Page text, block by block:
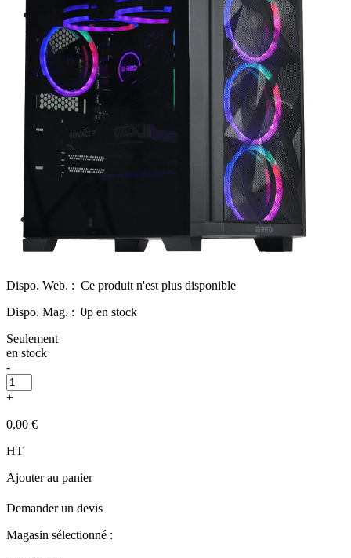
Dispo. Web. : Ce produit n'est plus disponible
Dispo. Mag. : 0p en stock
Seulement
en stock
-
+
0,00 €
HT
Ajouter au panier
Demander un devis
Magasin sélectionné :